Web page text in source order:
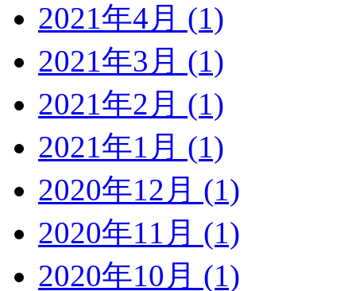
2021年4月 (1)
2021年3月 (1)
2021年2月 (1)
2021年1月 (1)
2020年12月 (1)
2020年11月 (1)
2020年10月 (1)